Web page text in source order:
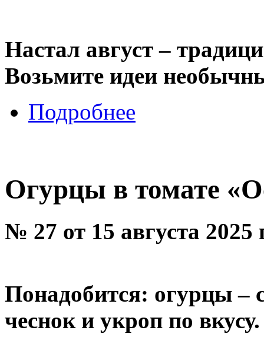
Настал август –
Возьмите идеи
Подробнее
Огурцы в томате
№ 27 от 15 августа 2025
Понадобится: огурцы –
чеснок и укроп по вкусу.